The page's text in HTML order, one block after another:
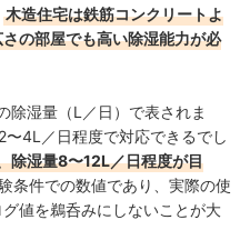
木造住宅は鉄筋コンクリートよ
の部屋でも高い除湿能力が必
除湿量（L／日）で表されま
4L／日程度で対応できるでし
除湿量8〜12L／日程度が目
条件での数値であり、実際の使
値を鵜呑みにしないことが大